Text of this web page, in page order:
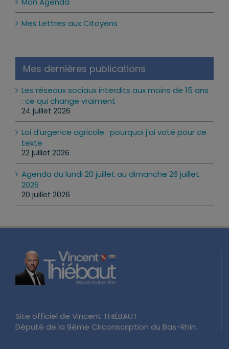
Mes Lettres aux Citoyens
Mes dernières publications
Les réseaux sociaux interdits aux moins de 15 ans
: ce qui change vraiment
24 juillet 2026
Loi d’urgence agricole : pourquoi j’ai voté pour ce
texte
22 juillet 2026
Agenda du lundi 20 juillet au dimanche 26 juillet
2026
20 juillet 2026
Site officiel de Vincent THIÉBAUT
Député de la 9ème Circonscription du Bas-Rhin.